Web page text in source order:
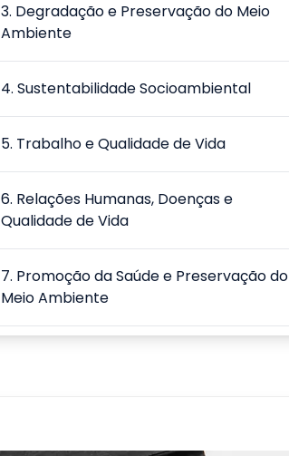
3. Degradação e Preservação do Meio
Ambiente
4.Sustentabilidade Socioambiental
5. Trabalho e Qualidade de Vida
6. Relações Humanas, Doenças e
Qualidade de Vida
7. Promoção da Saúde e Preservação do
Meio Ambiente